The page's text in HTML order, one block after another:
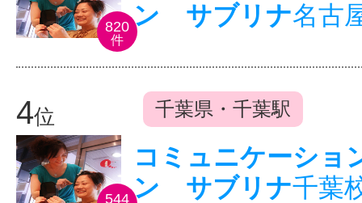
820
件
ン サブリナ名古
4位 千葉県・千葉駅
544
コミュニケーショ
ン サブリナ千葉